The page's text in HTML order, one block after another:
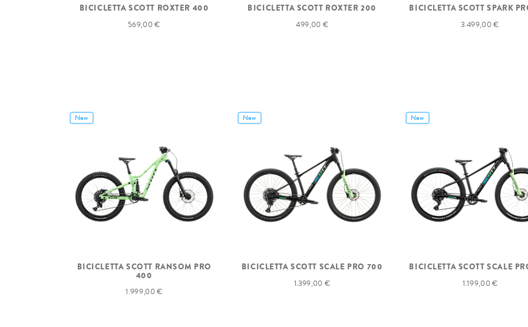
BICICLETTA SCOTT ROXTER 400
569,00 €
BICICLETTA SCOTT ROXTER 200
499,00 €
BICICLETTA SCOTT SPARK
3.499,00 €
New
BICICLETTA SCOTT RANSOM PRO
400
1.999,00 €
New
BICICLETTA SCOTT SCALE PRO 700
1.399,00 €
New
BICICLETTA SCOTT SCALE
1.199,00 €